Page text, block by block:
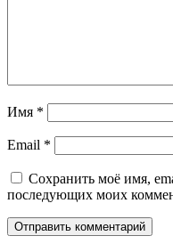
Имя *
Email *
Сохранить моё имя,
последующих моих